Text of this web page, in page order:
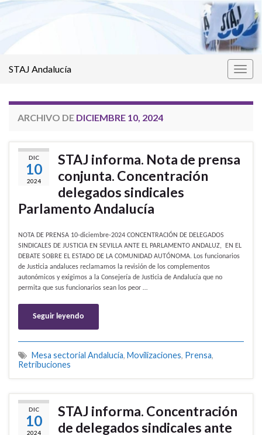
STAJ Andalucía
ARCHIVO DE DICIEMBRE 10, 2024
DIC
10
2024
STAJ informa. Nota de prensa
conjunta. Concentración
delegados sindicales
Parlamento Andalucía
NOTA DE PRENSA 10-diciembre-2024 CONCENTRACIÓN DE DELEGADOS
SINDICALES DE JUSTICIA EN SEVILLA ANTE EL PARLAMENTO ANDALUZ, EN EL
DEBATE SOBRE EL ESTADO DE LA COMUNIDAD AUTÓNOMA. Los funcionarios
de Justicia andaluces reclamamos la revisión de los complementos
autonómicos y exigimos a la Consejería de Justicia de Andalucía que no
permita que sus funcionarios sean los peor …
Seguir leyendo
Mesa sectorial Andalucía, Movilizaciones, Prensa,
Retribuciones
DIC
10
2024
STAJ informa. Concentración
de delegados sindicales ante